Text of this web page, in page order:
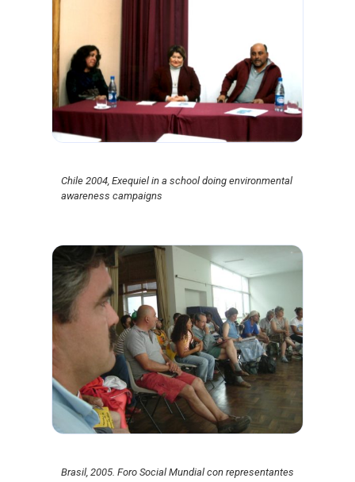
Chile 2004, Exequiel in a school doing environmental
awareness campaigns
Brasil, 2005. Foro Social Mundial con representantes